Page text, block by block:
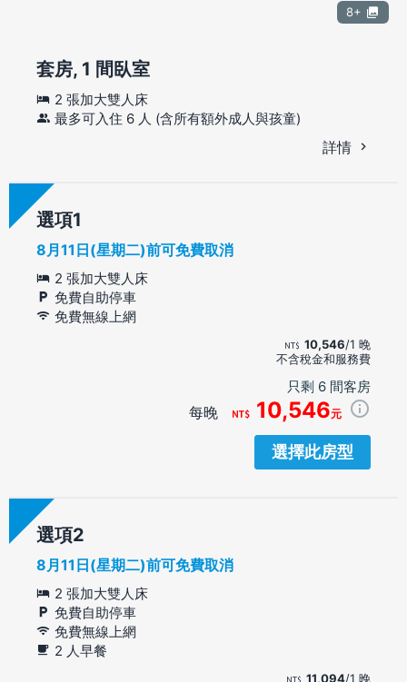
8+
套房, 1 間臥室
2 張加大雙人床
最多可入住 6 人 (含所有額外成人與孩童)
詳情
選項
8月11日(星期二)前可免費取消
2 張加大雙人床
免費自助停車
免費無線上網
10,546/1 晚
不含稅金和服務費
只剩 6 間客房
每晚 10,546元
選擇此房型
選項
8月11日(星期二)前可免費取消
2 張加大雙人床
免費自助停車
免費無線上網
2 人早餐
11,094/1 晚